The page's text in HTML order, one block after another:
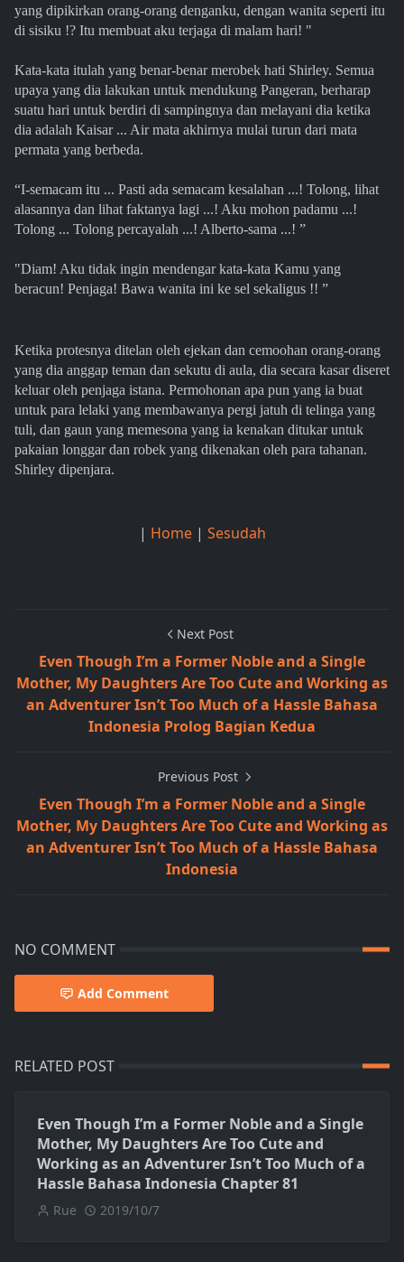
yang dipikirkan orang-orang denganku, dengan wanita seperti itu
di sisiku !? Itu membuat aku terjaga di malam hari! "
Kata-kata itulah yang benar-benar merobek hati Shirley. Semua
upaya yang dia lakukan untuk mendukung Pangeran, berharap
suatu hari untuk berdiri di sampingnya dan melayani dia ketika
dia adalah Kaisar ... Air mata akhirnya mulai turun dari mata
permata yang berbeda.
“I-semacam itu ... Pasti ada semacam kesalahan ...! Tolong, lihat
alasannya dan lihat faktanya lagi ...! Aku mohon padamu ...!
Tolong ... Tolong percayalah ...! Alberto-sama ...! ”
"Diam! Aku tidak ingin mendengar kata-kata Kamu yang
beracun! Penjaga! Bawa wanita ini ke sel sekaligus !! ”
Ketika protesnya ditelan oleh ejekan dan cemoohan orang-orang
yang dia anggap teman dan sekutu di aula, dia secara kasar diseret
keluar oleh penjaga istana. Permohonan apa pun yang ia buat
untuk para lelaki yang membawanya pergi jatuh di telinga yang
tuli, dan gaun yang memesona yang ia kenakan ditukar untuk
pakaian longgar dan robek yang dikenakan oleh para tahanan.
Shirley dipenjara.
| Home | Sesudah
Next Post
Even Though I’m a Former Noble and a Single
Mother, My Daughters Are Too Cute and Working as
an Adventurer Isn’t Too Much of a Hassle Bahasa
Indonesia Prolog Bagian Kedua
Previous Post
Even Though I’m a Former Noble and a Single
Mother, My Daughters Are Too Cute and Working as
an Adventurer Isn’t Too Much of a Hassle Bahasa
Indonesia
NO COMMENT
Add Comment
RELATED POST
Even Though I’m a Former Noble and a Single
Mother, My Daughters Are Too Cute and
Working as an Adventurer Isn’t Too Much of a
Hassle Bahasa Indonesia Chapter 81
Rue 2019/10/7